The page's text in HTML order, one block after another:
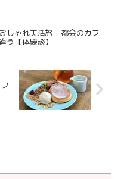
しゃれ美活旅｜都会のカフ
う【体験談】